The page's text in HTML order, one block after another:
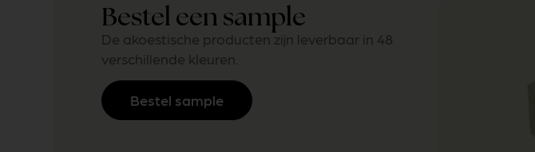
Bestel een sample
De akoestische producten zijn leverbaar in 48
verschillende kleuren.
Bestel sample